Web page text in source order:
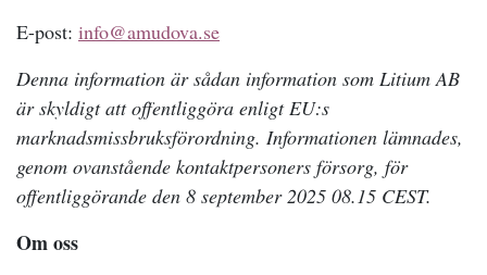
E-post: info@amudova.se
Denna information är sådan information som Litium AB
är skyldigt att offentliggöra enligt EU:s
marknadsmissbruksförordning. Informationen lämnades,
genom ovanstående kontaktpersoners försorg, för
offentliggörande den 8 september 2025 08.15 CEST.
Om oss